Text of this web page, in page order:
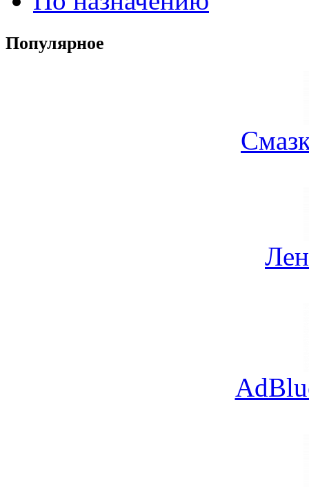
Популярное